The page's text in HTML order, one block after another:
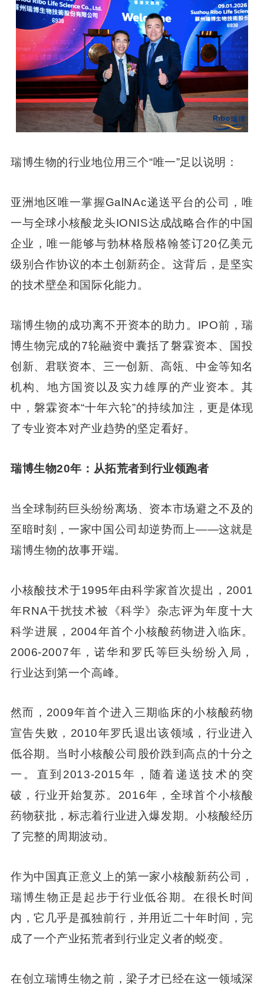
瑞博生物的行业地位用三个“唯一”足以说明：
亚洲地区唯一掌握GalNAc递送平台的公司，唯
一与全球小核酸龙头IONIS达成战略合作的中国
企业，唯一能够与勃林格殷格翰签订20亿美元
级别合作协议的本土创新药企。这背后，是坚实
的技术壁垒和国际化能力。
瑞博生物的成功离不开资本的助力。IPO前，瑞
博生物完成的7轮融资中囊括了磐霖资本、国投
创新、君联资本、三一创新、高瓴、中金等知名
机构、地方国资以及实力雄厚的产业资本。其
中，磐霖资本“十年六轮”的持续加注，更是体现
了专业资本对产业趋势的坚定看好。
瑞博生物20年：从拓荒者到行业领跑者
当全球制药巨头纷纷离场、资本市场避之不及的
至暗时刻，一家中国公司却逆势而上——这就是
瑞博生物的故事开端。
小核酸技术于1995年由科学家首次提出，2001
年RNA干扰技术被《科学》杂志评为年度十大
科学进展，2004年首个小核酸药物进入临床。
2006-2007年，诺华和罗氏等巨头纷纷入局，
行业达到第一个高峰。
然而，2009年首个进入三期临床的小核酸药物
宣告失败，2010年罗氏退出该领域，行业进入
低谷期。当时小核酸公司股价跌到高点的十分之
一。直到2013-2015年，随着递送技术的突
破，行业开始复苏。2016年，全球首个小核酸
药物获批，标志着行业进入爆发期。小核酸经历
了完整的周期波动。
作为中国真正意义上的第一家小核酸新药公司，
瑞博生物正是起步于行业低谷期。在很长时间
内，它几乎是孤独前行，并用近二十年时间，完
成了一个产业拓荒者到行业定义者的蜕变。
在创立瑞博生物之前，梁子才已经在这一领域深